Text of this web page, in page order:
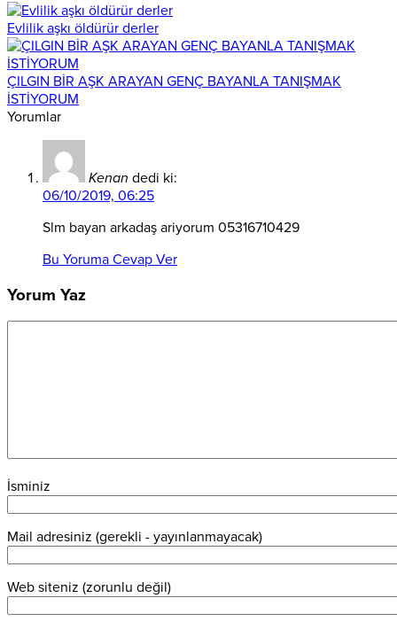
Evlilik aşkı öldürür derler
ÇILGIN BİR AŞK ARAYAN GENÇ BAYANLA TANIŞMAK
İSTİYORUM
Yorumlar
Kenan dedi ki:
06/10/2019, 06:25
Slm bayan arkadaş ariyorum 05316710429
Bu Yoruma Cevap Ver
Yorum Yaz
İsminiz
Mail adresiniz (gerekli - yayınlanmayacak)
Web siteniz (zorunlu değil)